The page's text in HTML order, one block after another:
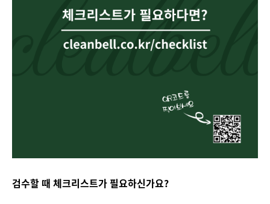
검수할 때 체크리스트가 필요하신가요?